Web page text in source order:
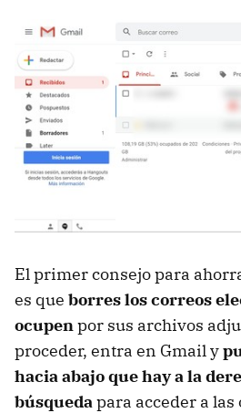
El primer consejo para
es que borres los correos
ocupenpor sus archivos
proceder, entra en Gmail y
hacia abajo que hay a la
búsquedapara acceder a las